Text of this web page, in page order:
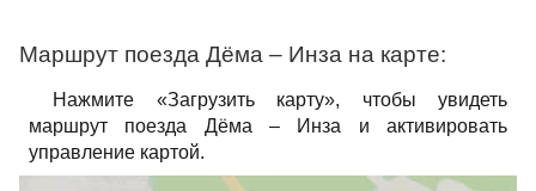
Маршрут поезда Дёма – Инза на карте:
Нажмите «Загрузить карту», чтобы увидеть
маршрут поезда Дёма – Инза и активировать
управление картой.